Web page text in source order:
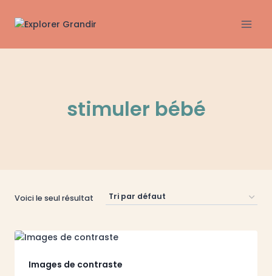
contenu
stimuler bébé
Voici le seul résultat
Images de contraste